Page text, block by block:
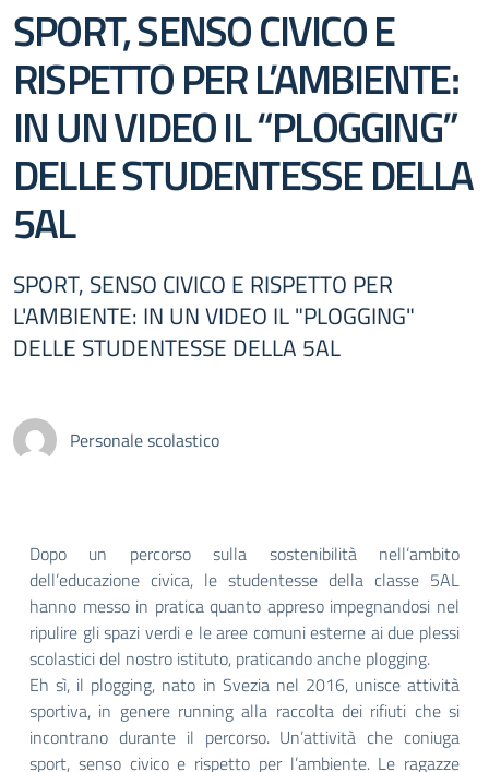
SPORT, SENSO CIVICO E
RISPETTO PER L’AMBIENTE:
IN UN VIDEO IL “PLOGGING”
DELLE STUDENTESSE DELLA
5AL
SPORT, SENSO CIVICO E RISPETTO PER
L'AMBIENTE: IN UN VIDEO IL "PLOGGING"
DELLE STUDENTESSE DELLA 5AL
Personale scolastico
Dopo un percorso sulla sostenibilità nell’ambito
dell’educazione civica, le studentesse della classe 5AL
hanno messo in pratica quanto appreso impegnandosi nel
ripulire gli spazi verdi e le aree comuni esterne ai due plessi
scolastici del nostro istituto, praticando anche plogging.
Eh sì, il plogging, nato in Svezia nel 2016, unisce attività
sportiva, in genere running alla raccolta dei rifiuti che si
incontrano durante il percorso. Un’attività che coniuga
sport, senso civico e rispetto per l’ambiente. Le ragazze